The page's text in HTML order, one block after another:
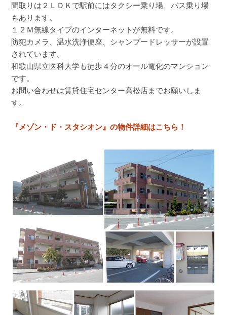
間取りは２ＬＤＫで駅前にはタクシー乗り場、バス乗り場
もあります。
１２Ｍ無線タイプのインターネットが無料です。
防犯カメラ、温水洗浄便座、シャンプードレッサーが設置
されています。
和歌山県立医科大学も徒歩４分のオール電化のマンション
です。
お問い合わせは賃貸住宅センター高松店までお願いしま
す。
『メゾン・ド・スタシオン』の物件詳細はこちら！